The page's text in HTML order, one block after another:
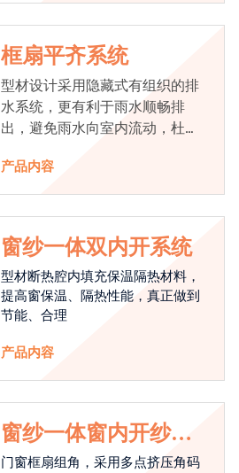
框扇平齐系统
型材设计采用隐藏式有组织的排
水系统，更有利于雨水顺畅排
出，避免雨水向室内流动，杜绝
产品内容
窗纱一体双内开系统
型材断热腔内填充保温隔热材料，
提高窗保温、隔热性能，真正做到
节能、合理
产品内容
窗纱一体窗内开纱外
开系统
门窗框扇组角，采用多点挤压角码